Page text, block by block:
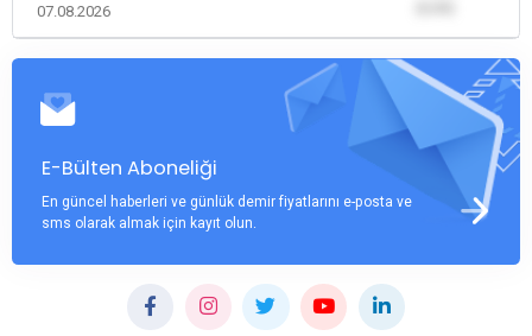
07.08.2026
E-Bülten Aboneliği
En güncel haberleri ve günlük demir fiyatlarını e-posta ve
sms olarak almak için kayıt olun.